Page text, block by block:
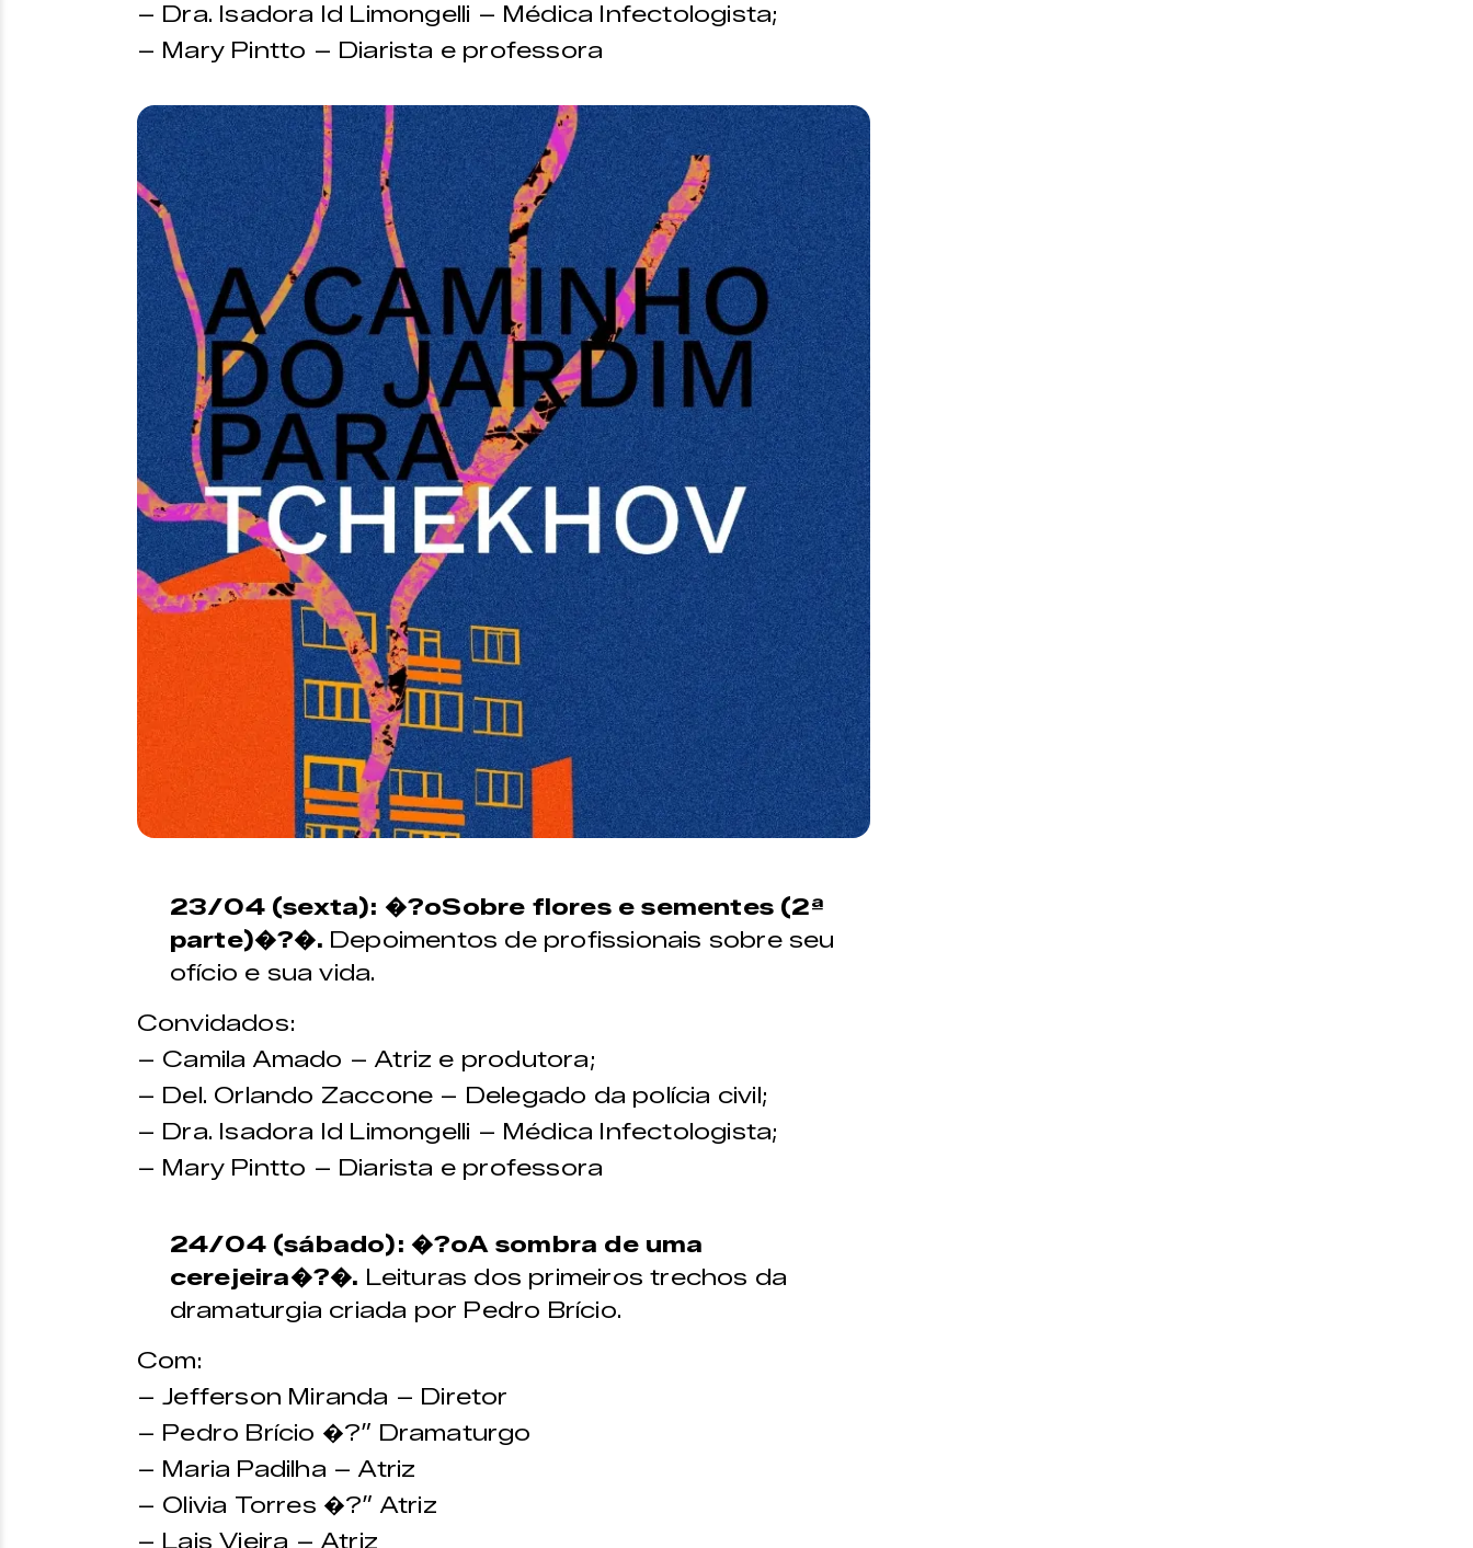
– Dra. Isadora Id Limongelli – Médica Infectologista;
– Mary Pintto – Diarista e professora
23/04 (sexta): �?oSobre flores e sementes (2ª
parte)�?�. Depoimentos de profissionais sobre seu
ofício e sua vida.
Convidados:
– Camila Amado – Atriz e produtora;
– Del. Orlando Zaccone – Delegado da polícia civil;
– Dra. Isadora Id Limongelli – Médica Infectologista;
– Mary Pintto – Diarista e professora
24/04 (sábado): �?oA sombra de uma
cerejeira�?�. Leituras dos primeiros trechos da
dramaturgia criada por Pedro Brício.
Com:
– Jefferson Miranda – Diretor
– Pedro Brício �?” Dramaturgo
– Maria Padilha – Atriz
– Olivia Torres �?” Atriz
– Lais Vieira – Atriz